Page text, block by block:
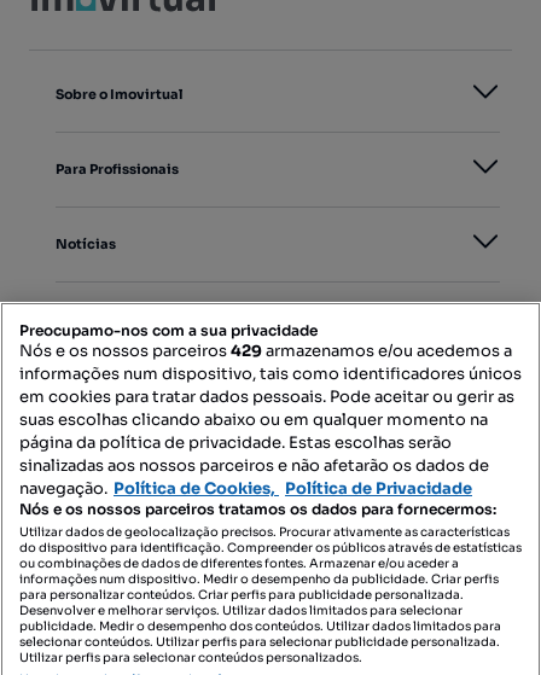
Sobre o Imovirtual
Para Profissionais
Notícias
Mapa do Site
Contacte-nos
SIGA-NOS:
DESCARREGAR NA:
Preocupamo-nos com a sua privacidade
Nós e os nossos parceiros429armazenamos e/ou acedemos a
informações num dispositivo, tais como identificadores únicos
em cookies para tratar dados pessoais. Pode aceitar ou gerir as
suas escolhas clicando abaixo ou em qualquer momento na
página da política de privacidade. Estas escolhas serão
sinalizadas aos nossos parceiros e não afetarão os dados de
navegação. Política de Cookies, Política de Privacidade
Nós e os nossos parceiros tratamos os dados para fornecermos:
Utilizar dados de geolocalização precisos. Procurar ativamente as características
do dispositivo para identificação. Compreender os públicos através de estatísticas
ou combinações de dados de diferentes fontes. Armazenar e/ou aceder a
informações num dispositivo. Medir o desempenho da publicidade. Criar perfis
para personalizar conteúdos. Criar perfis para publicidade personalizada.
Desenvolver e melhorar serviços. Utilizar dados limitados para selecionar
publicidade. Medir o desempenho dos conteúdos. Utilizar dados limitados para
selecionar conteúdos. Utilizar perfis para selecionar publicidade personalizada.
Utilizar perfis para selecionar conteúdos personalizados.